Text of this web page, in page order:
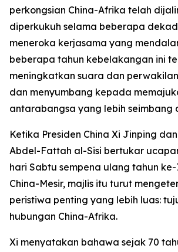
perkongsian China-Afrika telah
diperkukuh selama beberapa
meneroka kerjasama yang
beberapa tahun kebelakangan ini
meningkatkan suara dan
dan menyumbang kepada
antarabangsa yang lebih seimbang
Ketika Presiden China Xi Jinping
Abdel-Fattah al-Sisi bertukar
hari Sabtu sempena ulang tahun
China-Mesir, majlis itu turut
peristiwa penting yang lebih luas:
hubungan China-Afrika.
Xi menyatakan bahawa sejak 70